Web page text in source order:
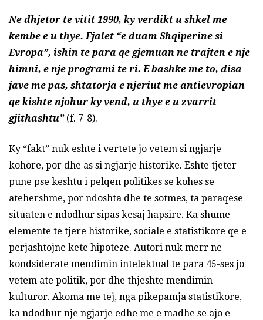
Ne dhjetor te vitit 1990, ky verdikt u shkel me
kembe e u thye. Fjalet “e duam Shqiperine si
Evropa”, ishin te para qe gjemuan ne trajten e nje
himni, e nje programi te ri. E bashke me to, disa
jave me pas, shtatorja e njeriut me antievropian
qe kishte njohur ky vend, u thye e u zvarrit
gjithashtu” (f. 7-8).
Ky “fakt” nuk eshte i vertete jo vetem si ngjarje
kohore, por dhe as si ngjarje historike. Eshte tjeter
pune pse keshtu i pelqen politikes se kohes se
atehershme, por ndoshta dhe te sotmes, ta paraqese
situaten e ndodhur sipas kesaj hapsire. Ka shume
elemente te tjere historike, sociale e statistikore qe e
perjashtojne kete hipoteze. Autori nuk merr ne
kondsiderate mendimin intelektual te para 45-ses jo
vetem ate politik, por dhe thjeshte mendimin
kulturor. Akoma me tej, nga pikepamja statistikore,
ka ndodhur nje ngjarje edhe me e madhe se ajo e